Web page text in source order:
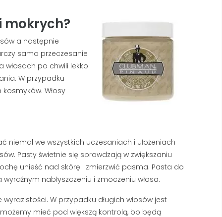
mokrych?
a następnie
samo przeczesanie
włosach po chwili lekko
W przypadku
Włosy
niemal we wszystkich uczesaniach i ułożeniach
Pasty świetnie się sprawdzają w zwiększaniu
unieść nad skórę i zmierzwić pasma. Pasta do
nabłyszczeniu i zmoczeniu włosa.
W przypadku długich włosów jest
mieć pod większą kontrolą, bo będą